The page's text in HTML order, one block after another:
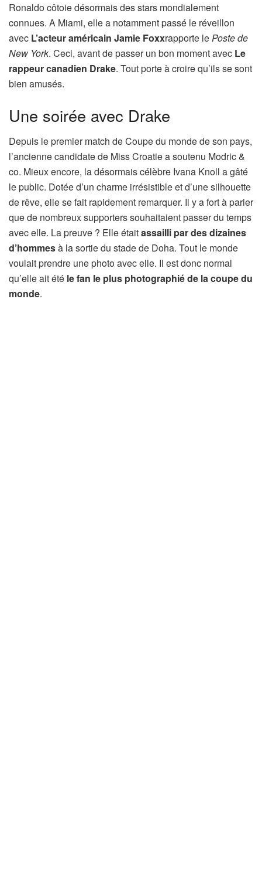
Ronaldo côtoie désormais des stars mondialement
connues. A Miami, elle a notamment passé le réveillon
avec L’acteur américain Jamie Foxxrapporte lePoste de
New York. Ceci, avant de passer un bon moment avec Le
rappeur canadien Drake. Tout porte à croire qu’ils se sont
bien amusés.
Une soirée avec Drake
Depuis le premier match de Coupe du monde de son pays,
l’ancienne candidate de Miss Croatie a soutenu Modric &
co. Mieux encore, la désormais célèbre Ivana Knoll a gâté
le public. Dotée d’un charme irrésistible et d’une silhouette
de rêve, elle se fait rapidement remarquer. Il y a fort à parier
que de nombreux supporters souhaitaient passer du temps
avec elle. La preuve ? Elle étaitassailli par des dizaines
d’hommesà la sortie du stade de Doha. Tout le monde
voulait prendre une photo avec elle. Il est donc normal
qu’elle ait été le fan le plus photographié de la coupe du
monde.